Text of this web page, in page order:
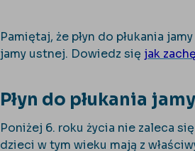
Pamiętaj, że płyn do płukania
jamy ustnej. Dowiedz się jak
Płyn do płukania
Poniżej 6. roku życia nie zaleca
dzieci w tym wieku mają z